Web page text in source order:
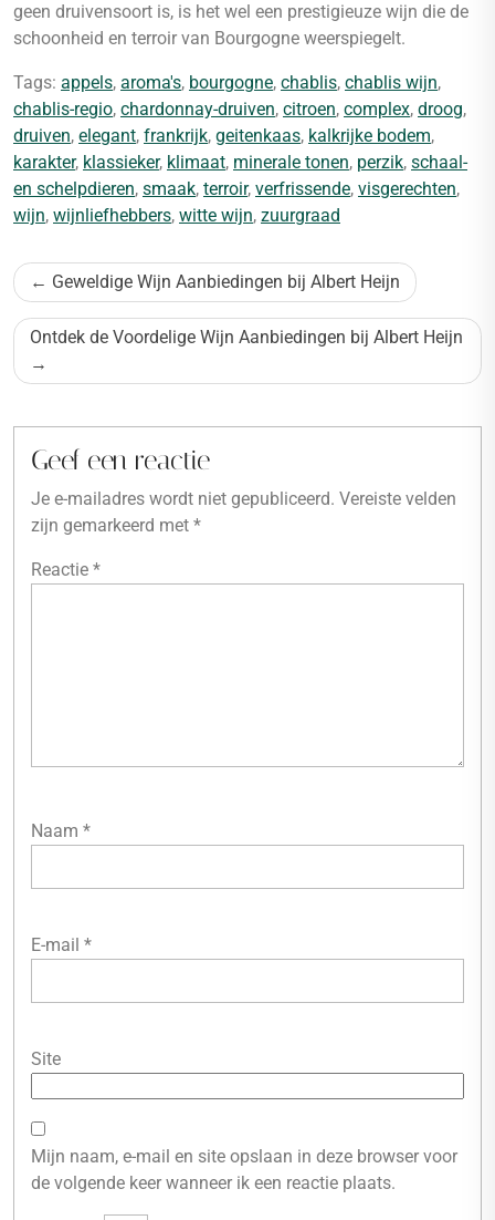
geen druivensoort is, is het wel een prestigieuze wijn die de
schoonheid en terroir van Bourgogne weerspiegelt.
Tags: appels, aroma's, bourgogne, chablis, chablis wijn,
chablis-regio, chardonnay-druiven, citroen, complex, droog,
druiven, elegant, frankrijk, geitenkaas, kalkrijke bodem,
karakter, klassieker, klimaat, minerale tonen, perzik, schaal-
en schelpdieren, smaak, terroir, verfrissende, visgerechten,
wijn, wijnliefhebbers, witte wijn, zuurgraad
Bericht
navigatie
Geweldige Wijn Aanbiedingen bij Albert Heijn
Ontdek de Voordelige Wijn Aanbiedingen bij Albert Heijn
Geef een reactie
Je e-mailadres wordt niet gepubliceerd. Vereiste velden
zijn gemarkeerd met *
Reactie *
Naam *
E-mail *
Site
Mijn naam, e-mail en site opslaan in deze browser voor
de volgende keer wanneer ik een reactie plaats.